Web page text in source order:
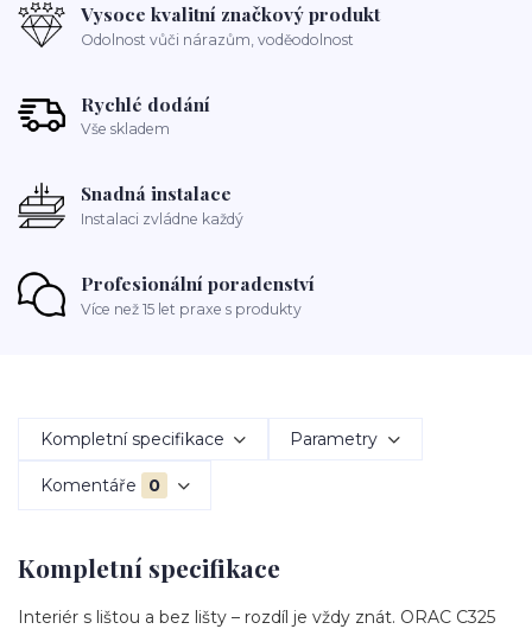
Vysoce kvalitní značkový produkt
Odolnost vůči nárazům, voděodolnost
Rychlé dodání
Vše skladem
Snadná instalace
Instalaci zvládne každý
Profesionální poradenství
Více než 15 let praxe s produkty
Kompletní specifikace Parametry
Komentáře 0
Kompletní specifikace
Interiér s lištou a bez lišty – rozdíl je vždy znát. ORAC C325